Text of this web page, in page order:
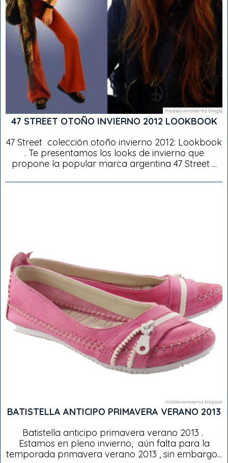
47 STREET OTOÑO INVIERNO 2012 LOOKBOOK
47 Street colección otoño invierno 2012: Lookbook
. Te presentamos los looks de invierno que
propone la popular marca argentina 47 Street ...
BATISTELLA ANTICIPO PRIMAVERA VERANO 2013
Batistella anticipo primavera verano 2013 .
Estamos en pleno invierno, aún falta para la
temporada primavera verano 2013 , sin embargo...